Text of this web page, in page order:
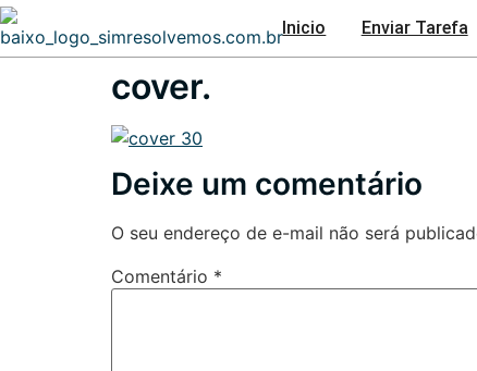
Inicio Enviar Tarefa
cover.
Deixe um comentário
O seu endereço de e-mail não será
Comentário *